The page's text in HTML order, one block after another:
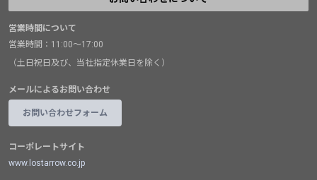
営業時間について
営業時間：11:00～17:00
（土日祝日及び、当社指定休業日を除く）
メールによるお問い合わせ
お問い合わせフォーム
コーポレートサイト
www.lostarrow.co.jp